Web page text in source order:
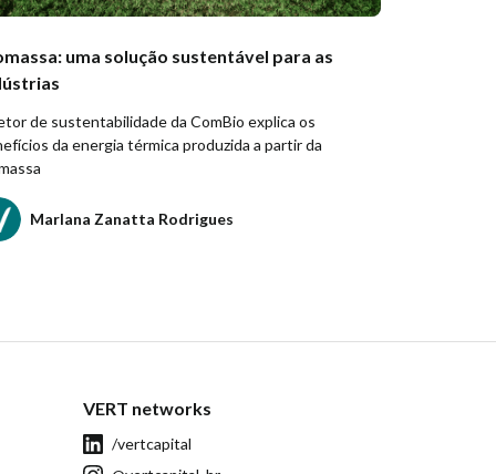
uma solução sustentável para as
de sustentabilidade da ComBio explica os
da energia térmica produzida a partir da
Marlana Zanatta Rodrigues
VERT networks
/vertcapital